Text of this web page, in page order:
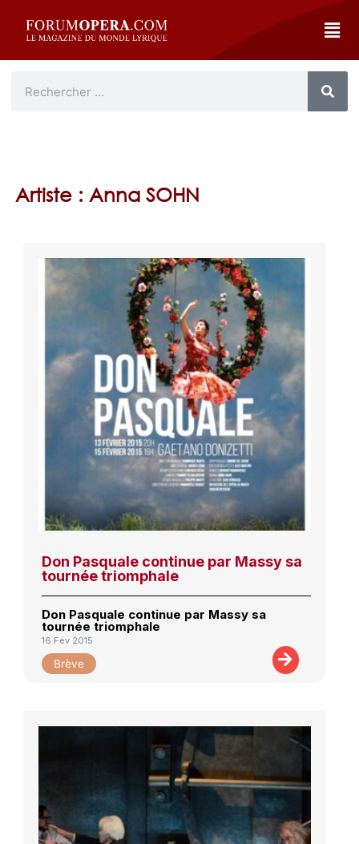
Artiste : Anna SOHN
Don Pasquale continue par Massy sa
tournée triomphale
Don Pasquale continue par Massy sa
tournée triomphale
16 Fév 2015
Brève